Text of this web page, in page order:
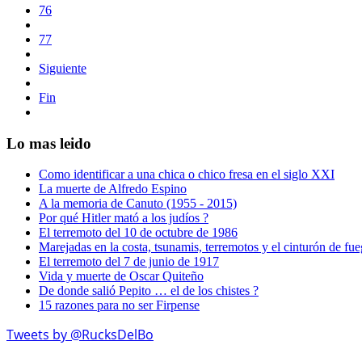
76
77
Siguiente
Fin
Lo mas leido
Como identificar a una chica o chico fresa en el siglo XXI
La muerte de Alfredo Espino
A la memoria de Canuto (1955 - 2015)
Por qué Hitler mató a los judíos ?
El terremoto del 10 de octubre de 1986
Marejadas en la costa, tsunamis, terremotos y el cinturón de
El terremoto del 7 de junio de 1917
Vida y muerte de Oscar Quiteño
De donde salió Pepito … el de los chistes ?
15 razones para no ser Firpense
Tweets by @RucksDelBo